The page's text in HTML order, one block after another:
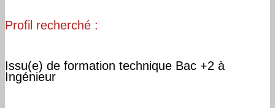
Profil recherché :
Issu(e) de formation technique Bac +2 à
Ingénieur